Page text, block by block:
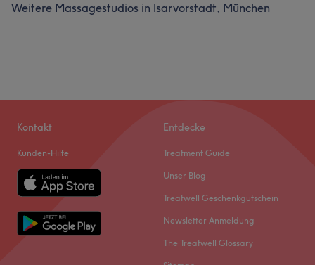
Weitere Massagestudios in Isarvorstadt, München
Kontakt
Kunden-Hilfe
Entdecke
Treatment Guide
Unser Blog
Treatwell Geschenkgutschein
Newsletter Anmeldung
The Treatwell Glossary